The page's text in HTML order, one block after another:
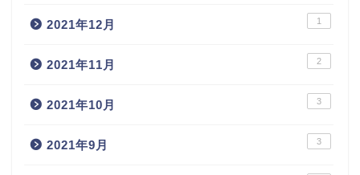
2021年12月 1
2021年11月 2
2021年10月 3
2021年9月 3